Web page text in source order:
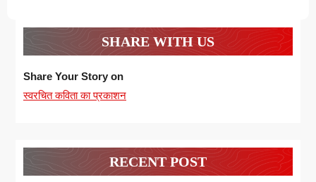
SHARE WITH US
Share Your Story on
स्वरचित कविता का प्रकाशन
RECENT POST